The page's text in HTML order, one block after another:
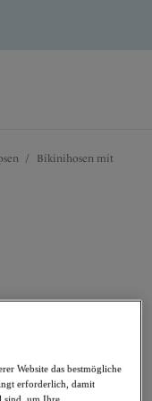
/
Bikinihosen mit
Website das bestmögliche
erforderlich, damit